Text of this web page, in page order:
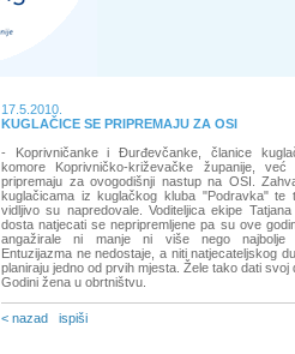
17.5.2010.
KUGLAČICE SE PRIPREMAJU ZA OSI
- Koprivničanke i Đurđevčanke, članice
komore Koprivničko-križevačke županije,
pripremaju za ovogodišnji nastup na OSI.
kuglačicama iz kuglačkog kluba "Podravka" te
vidljivo su napredovale. Voditeljica ekipe
dosta natjecati se nepripremljene pa su ove
angažirale ni manje ni više nego najbolje
Entuzijazma ne nedostaje, a niti natjecateljskog
planiraju jedno od prvih mjesta. Žele tako dati svoj
Godini žena u obrtništvu.
< nazad ispiši